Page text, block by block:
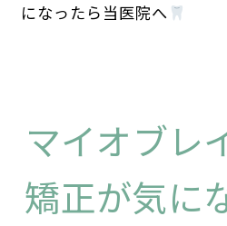
になったら当医院へ
マイオブ
矯正が気に